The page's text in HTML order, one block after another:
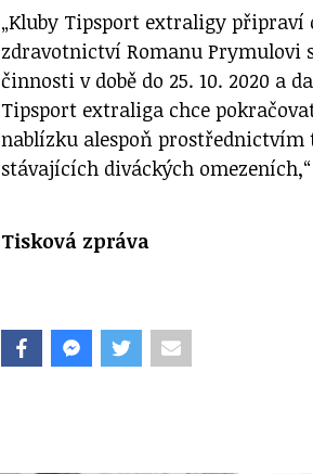
„Kluby Tipsport extraligy
zdravotnictví Romanu Prymulovi
činnosti v době do 25. 10. 2020 a
Tipsport extraliga chce
nablízku alespoň prostřednictvím
stávajících diváckých
Tisková zpráva